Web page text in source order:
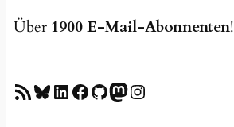
Über 1900 E-Mail-Abonnenten!
RSS-Feed Bluesky LinkedIn Facebook GitHub Mastodon Instagram